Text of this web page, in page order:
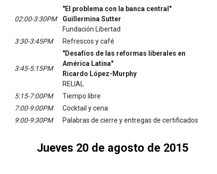
02:00-3:30PM
"El problema con la banca central"
Guillermina Sutter
Fundación Libertad
3:30-3:45PM
Refrescos y café
3:45-5:15PM
"Desafíos de las reformas liberales en
América Latina"
Ricardo López-Murphy
RELIAL
5:15-7:00PM
Tiempo libre
7:00-9:00PM
Cocktail y cena
9:00-9:30PM
Palabras de cierre y entregas de certificados
Jueves 20 de agosto de 2015